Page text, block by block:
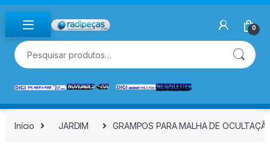
Skip to navigation
Skip to content
0
Pesquisar por:
Início JARDIM GRAMPOS PARA MALHA DE